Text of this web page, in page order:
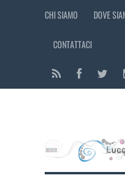
CHI SIAMO DOVE
CONTATTACI